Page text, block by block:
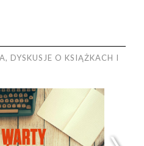
DYSKUSJE O KSIĄŻKACH I